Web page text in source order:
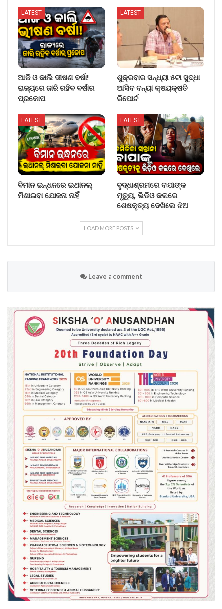
LATEST
ଆଜି ଓ କାଲି ଭୀଷଣ ବର୍ଷା!
ରାଜ୍ୟରେ ଜାରି ରହିବ ବର୍ଷାର
ପ୍ରକୋପ
LATEST
ଶୁକ୍ରବାର ସନ୍ଧ୍ୟା ୫ଟା ସୁଦ୍ଧା
ଆସିବ ବନ୍ୟା କ୍ଷୟକ୍ଷତି
ରିପୋର୍ଟ
LATEST
ବିମାନ ଇନ୍ଧନରେ ଇଥାନଲ୍
ମିଶାଇବା ଯୋଜନା ନାହିଁ
LATEST
ବୃଦ୍ଧାଶ୍ରମରେ ବାପାଙ୍କ
ମୃତ୍ୟୁ, ଭିଡିଓ କଲରେ
ଶେଷକୃତ୍ୟ ଦେଖିଲେ ଝିଅ
LOAD MORE POSTS
Leave a comment